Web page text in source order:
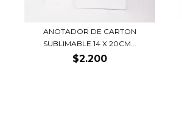
ANOTADOR DE CARTON
SUBLIMABLE 14 X 20CM...
$2.200